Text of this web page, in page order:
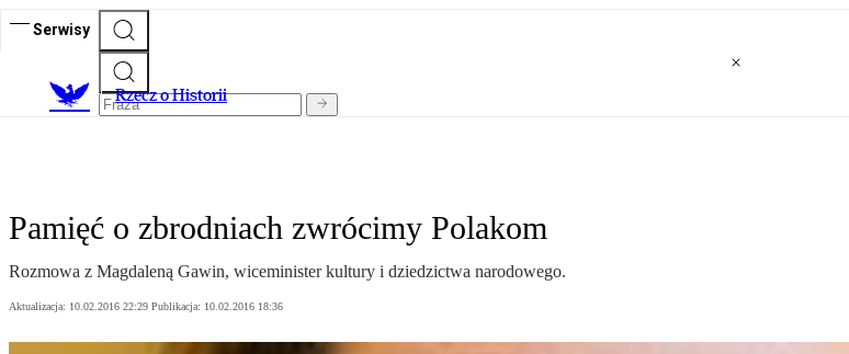
Serwisy
Rzecz o Historii
Pamięć o zbrodniach zwrócimy Polakom
Rozmowa z Magdaleną Gawin, wiceminister kultury i dziedzictwa narodowego.
Aktualizacja: 10.02.2016 22:29 Publikacja: 10.02.2016 18:36